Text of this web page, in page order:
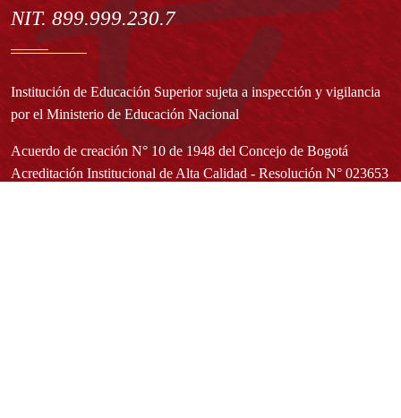
NIT. 899.999.230.7
Institución de Educación Superior sujeta a inspección y vigilancia
por el Ministerio de Educación Nacional
Acuerdo de creación N° 10 de 1948 del Concejo de Bogotá
Acreditación Institucional de Alta Calidad - Resolución N° 023653